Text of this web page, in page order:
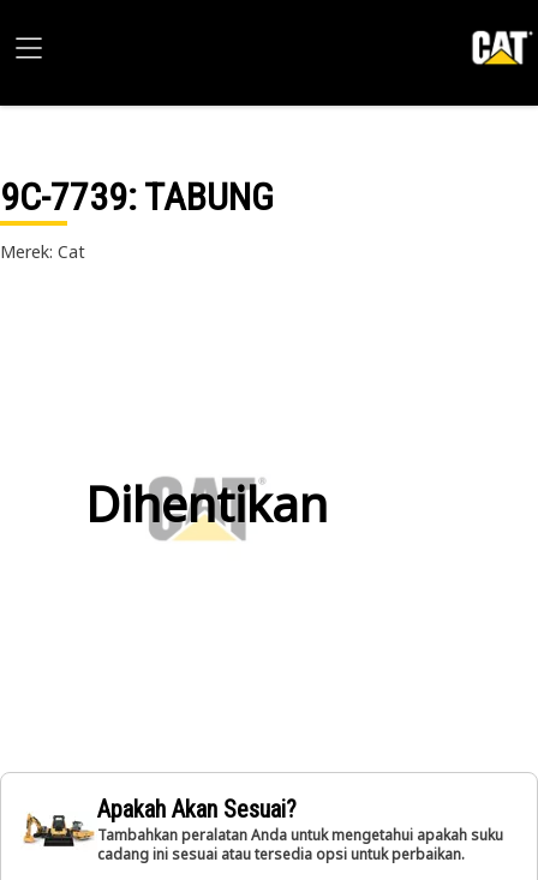
9C-7739: TABUNG
Merek: Cat
Dihentikan
Apakah Akan Sesuai?
Tambahkan peralatan Anda untuk mengetahui apakah suku
cadang ini sesuai atau tersedia opsi untuk perbaikan.